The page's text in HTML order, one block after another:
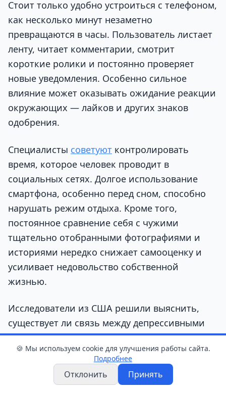
Стоит только удобно устроиться с телефоном,
как несколько минут незаметно
превращаются в часы. Пользователь листает
ленту, читает комментарии, смотрит
короткие ролики и постоянно проверяет
новые уведомления. Особенно сильное
влияние может оказывать ожидание реакции
окружающих — лайков и других знаков
одобрения.
Специалисты советуют контролировать
время, которое человек проводит в
социальных сетях. Долгое использование
смартфона, особенно перед сном, способно
нарушать режим отдыха. Кроме того,
постоянное сравнение себя с чужими
тщательно отобранными фотографиями и
историями нередко снижает самооценку и
усиливает недовольство собственной
жизнью.
Исследователи из США решили выяснить,
существует ли связь между депрессивными
симптомами и потребностью получать лайки.
Они проанализировали поведение 7736
пользователей социальной сети X, изучив
более 17 миллионов публикаций.
🍪 Мы используем cookie для улучшения работы сайта.
Подробнее
Отклонить Принять